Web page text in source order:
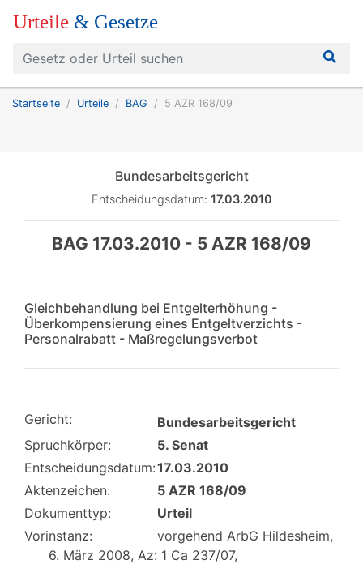
Urteile & Gesetze
Startseite Urteile BAG 5 AZR 168/09
Bundesarbeitsgericht
Entscheidungsdatum: 17.03.2010
BAG 17.03.2010 - 5 AZR 168/09
Gleichbehandlung bei Entgelterhöhung -
Überkompensierung eines Entgeltverzichts -
Personalrabatt - Maßregelungsverbot
Gericht:
Bundesarbeitsgericht
Spruchkörper:
5. Senat
Entscheidungsdatum:17.03.2010
Aktenzeichen:
5 AZR 168/09
Dokumenttyp:
Urteil
Vorinstanz:
vorgehend ArbG Hildesheim,
6. März 2008, Az: 1 Ca 237/07,